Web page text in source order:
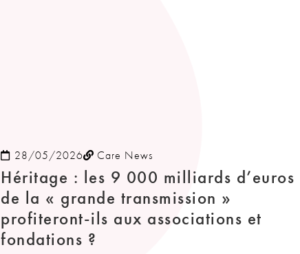
28/05/2026 Care News
Héritage : les 9 000 milliards d’euros
de la « grande transmission »
profiteront-ils aux associations et
fondations ?